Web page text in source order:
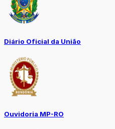
Diário Oficial da União
Ouvidoria MP-RO